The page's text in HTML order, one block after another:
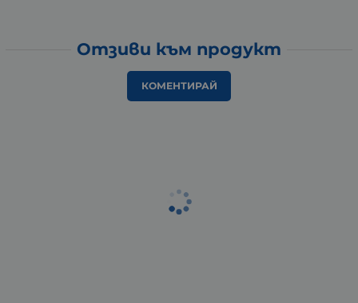
Отзиви към продукт
КОМЕНТИРАЙ